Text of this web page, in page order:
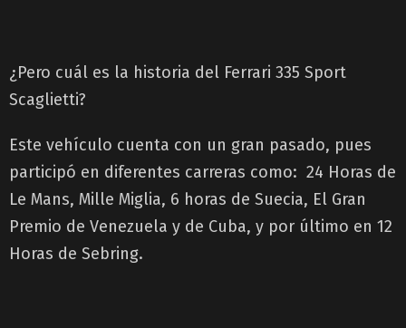
¿Pero cuál es la historia del Ferrari 335 Sport
Scaglietti?
Este vehículo cuenta con un gran pasado, pues
participó en diferentes carreras como: 24 Horas de
Le Mans, Mille Miglia, 6 horas de Suecia, El Gran
Premio de Venezuela y de Cuba, y por último en 12
Horas de Sebring.